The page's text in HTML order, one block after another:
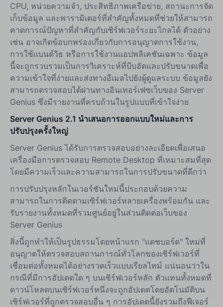
CPU, หน่วยความจำ, ประสิทธิภาพเครือข่าย, สถานะการจัด
เก็บข้อมูล และพารามิเตอร์ที่สำคัญทั้งหมดที่ช่วยให้สามารถ
คาดการณ์ปัญหาที่สำคัญกับเซิร์ฟเวอร์ระยะไกลได้ ตัวอย่าง
เช่น อาจเกิดข้อบกพร่องเกี่ยวกับการอนุญาตการใช้งาน,
การใช้แบนด์วิธ หรือการใช้งานแอปพลิเคชันเฉพาะ ข้อมูล
นี้จะถูกรวบรวมเป็นการวิเคราะห์ที่บีบอัดและปรับขนาดเพื่อ
ความเข้าใจที่ง่ายและส่งทางอีเมลไปยังผู้ดูแลระบบ ข้อมูลยัง
สามารถตรวจสอบได้ผ่านทางอินเทอร์เฟซเว็บของ Server
Genius ซึ่งมีรายงานที่ครบถ้วนในรูปแบบที่เข้าใจง่าย
Server Genius 2.1 นำเสนอการออกแบบใหม่และการ
ปรับปรุงครั้งใหญ่
Server Genius ได้รับการตรวจสอบอย่างละเอียดเพื่อเสนอ
เครื่องมือการตรวจสอบ Remote Desktop ที่เหมาะสมที่สุด
โดยมีความเร็วและความสามารถในการปรับขนาดที่ดีกว่า
การปรับปรุงหลักในเวอร์ชันใหม่นี้ประกอบด้วยความ
สามารถในการติดตามเซิร์ฟเวอร์หลายเครื่องพร้อมกัน และ
รับรายงานทั้งหมดที่รวมศูนย์อยู่ในส่วนติดต่อเว็บของ
Server Genius
สิ่งนี้ถูกทำให้เป็นรูปธรรมโดยหน้าแรก "แดชบอร์ด" ใหม่ที่
อนุญาตให้ตรวจสอบสถานการณ์ทั่วโลกของเซิร์ฟเวอร์ที่
เชื่อมต่อทั้งหมดได้อย่างรวดเร็วแบบเรียลไทม์ แน่นอนว่าใน
กรณีที่มีการอัปเดตใด ๆ บนเซิร์ฟเวอร์หลัก ตัวแทนทั้งหมดที่
ดาวน์โหลดบนเซิร์ฟเวอร์หนึ่งจะถูกอัปเดตโดยอัตโนมัติบน
เซิร์ฟเวอร์ที่ถูกตรวจสอบอื่น ๆ การอัปเดตนี้ยังรวมถึงฟีเจอร์